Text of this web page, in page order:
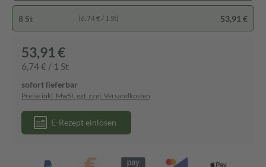
8 St (6,74 € / 1 St) 53,91 €
53,91 €
6,74 € / 1 St
sofort lieferbar
Preise inkl. MwSt. ggf. zzgl. Versandkosten
E-Rezept einlösen